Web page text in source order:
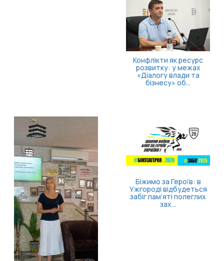
Конфлікти як ресурс
розвитку: у межах
«Діалогу влади та
бізнесу» об...
Біжимо за Героїв: в
Ужгороді відбудеться
забіг пам’яті полеглих
зах...